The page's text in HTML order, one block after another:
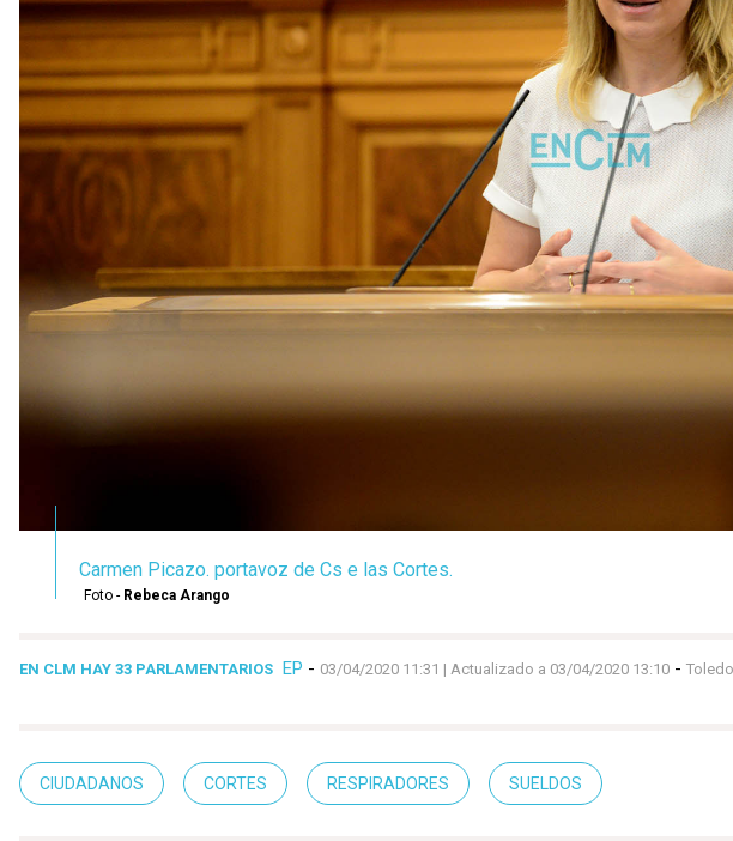
Carmen Picazo. portavoz de Cs e las Cortes.
Foto - Rebeca Arango
EN CLM HAY 33 PARLAMENTARIOS EP - 03/04/2020 11:31 | Actualizado a 03/04/2020 13:10 - Toledo
CIUDADANOS CORTES RESPIRADORES SUELDOS